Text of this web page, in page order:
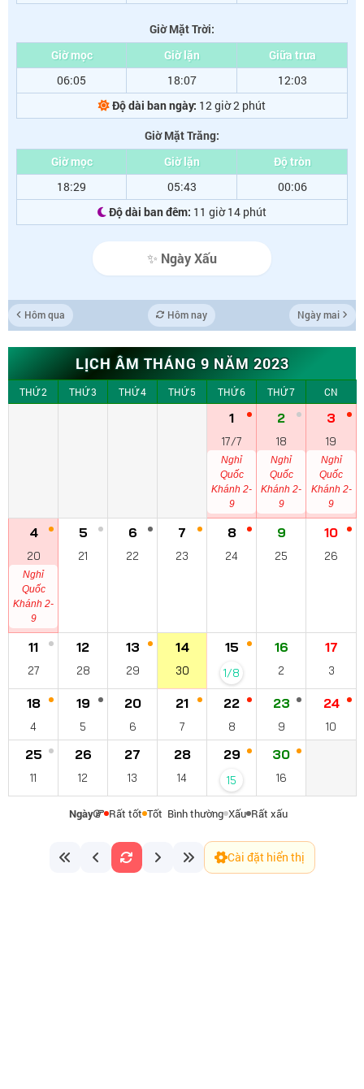
Giờ Mặt Trời:
Giờ mọc
Giờ lặn
Giữa trưa
06:05
18:07
12:03
Độ dài ban ngày: 12 giờ 2 phút
Giờ Mặt Trăng:
Giờ mọc
Giờ lặn
Độ tròn
18:29
05:43
00:06
Độ dài ban đêm: 11 giờ 14 phút
✨ Ngày Xấu
Hôm qua Hôm nay Ngày mai
LỊCH ÂM THÁNG 9 NĂM 2023
THỨ 2 THỨ 3 THỨ 4 THỨ 5 THỨ 6 THỨ 7 CN
1
17/7
Nghỉ
Quốc
Khánh 2-
9
2
18
Nghỉ
Quốc
Khánh 2-
9
3
19
Nghỉ
Quốc
Khánh 2-
9
4
20
Nghỉ
Quốc
Khánh 2-
9
5
21
6
22
7
23
8
24
9
25
10
26
11
27
12
28
13
29
14
30
15
1/8
16
2
17
3
18
4
19
5
20
6
21
7
22
8
23
9
24
10
25
11
26
12
27
13
28
14
29
15
30
16
Ngày Rất tốt Tốt Bình thường Xấu Rất xấu
Cài đặt hiển thị